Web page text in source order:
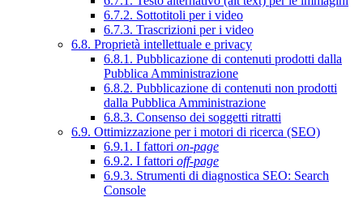
6.7.2. Sottotitoli per i video
6.7.3. Trascrizioni per i video
6.8. Proprietà intellettuale e privacy
6.8.1. Pubblicazione di contenuti prodotti dalla
Pubblica Amministrazione
6.8.2. Pubblicazione di contenuti non prodotti
dalla Pubblica Amministrazione
6.8.3. Consenso dei soggetti ritratti
6.9. Ottimizzazione per i motori di ricerca (SEO)
6.9.1. I fattori on-page
6.9.2. I fattori off-page
6.9.3. Strumenti di diagnostica SEO: Search
Console